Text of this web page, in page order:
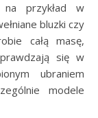
na przykład w
bluzki czy
całą masę,
się w
ubraniem
modele